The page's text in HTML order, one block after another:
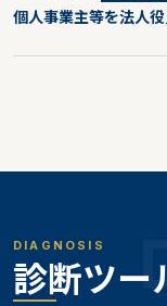
個人事業主等を法人
DIAGNOSIS
診断ツー